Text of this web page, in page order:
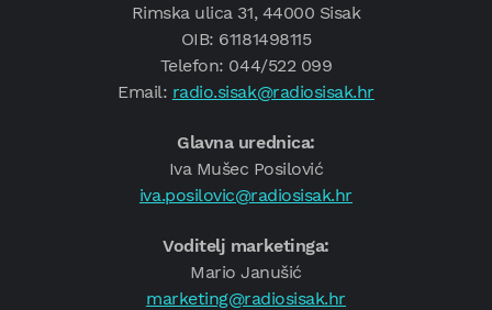
Rimska ulica 31, 44000 Sisak
OIB: 61181498115
Telefon: 044/522 099
Email: radio.sisak@radiosisak.hr
Glavna urednica:
Iva Mušec Posilović
iva.posilovic@radiosisak.hr
Voditelj marketinga:
Mario Janušić
marketing@radiosisak.hr